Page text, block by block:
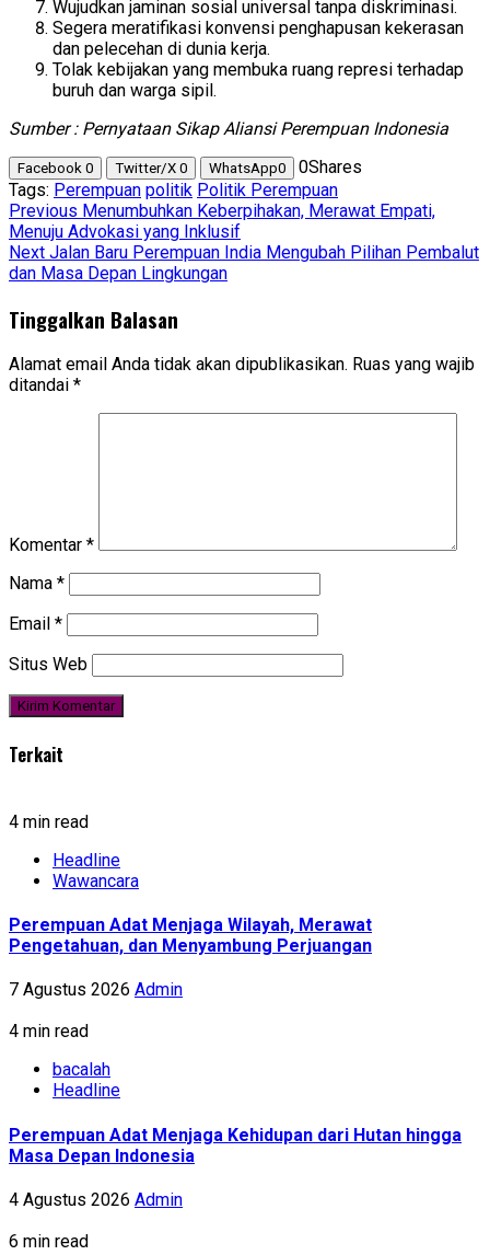
Wujudkan jaminan sosial universal tanpa diskriminasi.
Segera meratifikasi konvensi penghapusan kekerasan
dan pelecehan di dunia kerja.
Tolak kebijakan yang membuka ruang represi terhadap
buruh dan warga sipil.
Sumber : Pernyataan Sikap Aliansi Perempuan Indonesia
Facebook 0 Twitter/X 0 WhatsApp0 0Shares
Tags: Perempuan politik Politik Perempuan
Post
navigation
Previous Menumbuhkan Keberpihakan, Merawat Empati,
Menuju Advokasi yang Inklusif
Next Jalan Baru Perempuan India Mengubah Pilihan Pembalut
dan Masa Depan Lingkungan
Tinggalkan Balasan
Alamat email Anda tidak akan dipublikasikan. Ruas yang wajib
ditandai *
Komentar *
Nama *
Email *
Situs Web
Terkait
4 min read
Headline
Wawancara
Perempuan Adat Menjaga Wilayah, Merawat
Pengetahuan, dan Menyambung Perjuangan
7 Agustus 2026 Admin
4 min read
bacalah
Headline
Perempuan Adat Menjaga Kehidupan dari Hutan hingga
Masa Depan Indonesia
4 Agustus 2026 Admin
6 min read